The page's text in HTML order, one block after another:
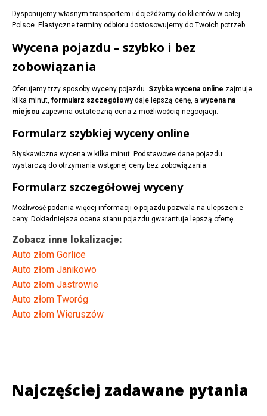
Dysponujemy własnym transportem i dojeżdżamy do klientów w całej
Polsce. Elastyczne terminy odbioru dostosowujemy do Twoich potrzeb.
Wycena pojazdu – szybko i bez
zobowiązania
Oferujemy trzy sposoby wyceny pojazdu. Szybka wycena online zajmuje
kilka minut, formularz szczegółowydaje lepszą cenę, a wycena na
miejscu zapewnia ostateczną cena z możliwością negocjacji.
Formularz szybkiej wyceny online
Błyskawiczna wycena w kilka minut. Podstawowe dane pojazdu
wystarczą do otrzymania wstępnej ceny bez zobowiązania.
Formularz szczegółowej wyceny
Możliwość podania więcej informacji o pojazdu pozwala na ulepszenie
ceny. Dokładniejsza ocena stanu pojazdu gwarantuje lepszą ofertę.
Zobacz inne lokalizacje:
Auto złom Gorlice
Auto złom Janikowo
Auto złom Jastrowie
Auto złom Tworóg
Auto złom Wieruszów
Najczęściej zadawane pytania